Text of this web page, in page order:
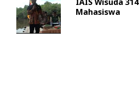
Mahasiswa